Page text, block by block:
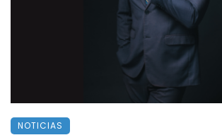
NOTICIAS